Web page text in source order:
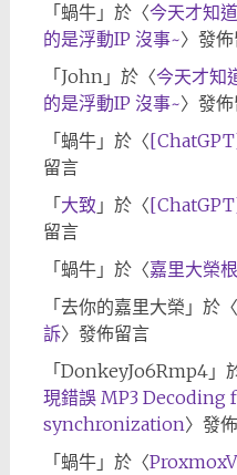
「 蝸牛」於〈今天才知
的是浮動IP 沒事~〉發
「 John」於〈今天才知
的是浮動IP 沒事~〉發
「 蝸牛」於〈
留言
「 大致 」於〈
留言
「 蝸牛」於〈嘉里大榮
「 去你的嘉里大榮 」於〈
訴〉發佈留言
「 DonkeyJo6Rmp4」
現錯誤 MP3 Decoding
synchronization〉發
「 蝸牛」於〈